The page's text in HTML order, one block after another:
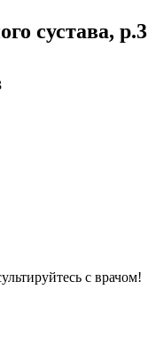
сустава, р.3
с врачом!